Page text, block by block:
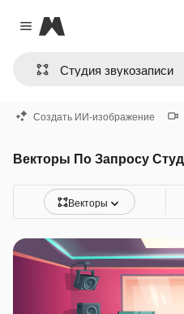
Close menu
Magnific
Создать ИИ-изображение
Векторы